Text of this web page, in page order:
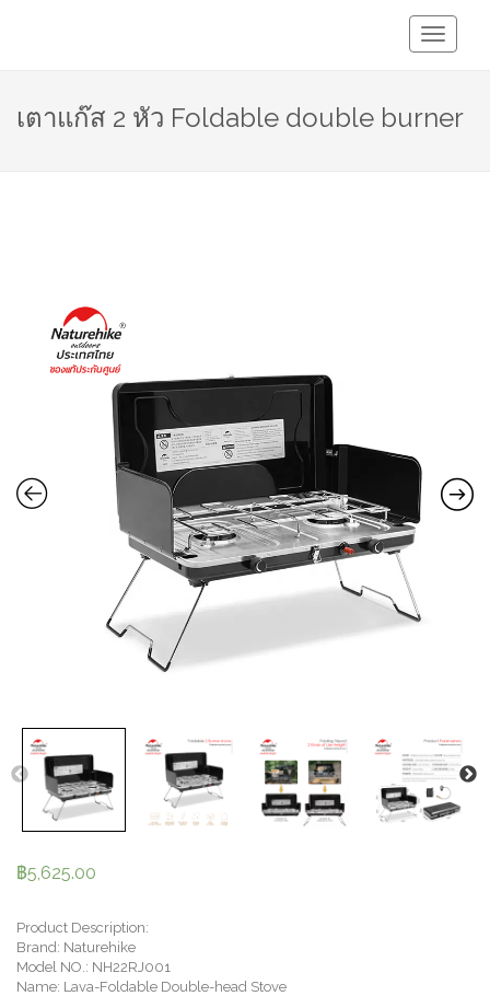
Toggle
เตาแก๊ส 2 หัว Foldable double burner
฿5,625.00
Product Description:
Brand: Naturehike
Model NO.: NH22RJ001
Name: Lava-Foldable Double-head Stove